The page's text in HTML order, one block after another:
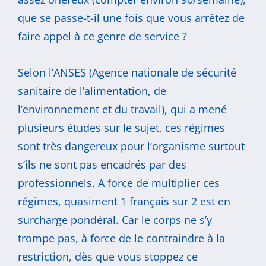
que se passe-t-il une fois que vous arrêtez de
faire appel à ce genre de service ?
Selon l’ANSES (Agence nationale de sécurité
sanitaire de l’alimentation, de
l’environnement et du travail), qui a mené
plusieurs études sur le sujet, ces régimes
sont très dangereux pour l’organisme surtout
s’ils ne sont pas encadrés par des
professionnels. A force de multiplier ces
régimes, quasiment 1 français sur 2 est en
surcharge pondéral. Car le corps ne s’y
trompe pas, à force de le contraindre à la
restriction, dès que vous stoppez ce